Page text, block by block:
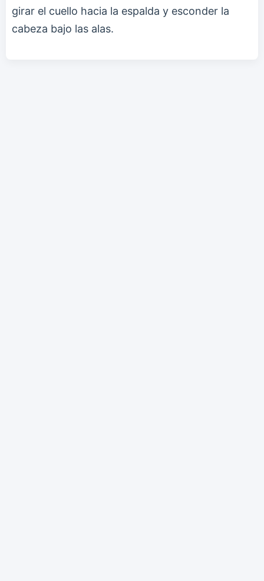
girar el cuello hacia la espalda y esconder la
cabeza bajo las alas.